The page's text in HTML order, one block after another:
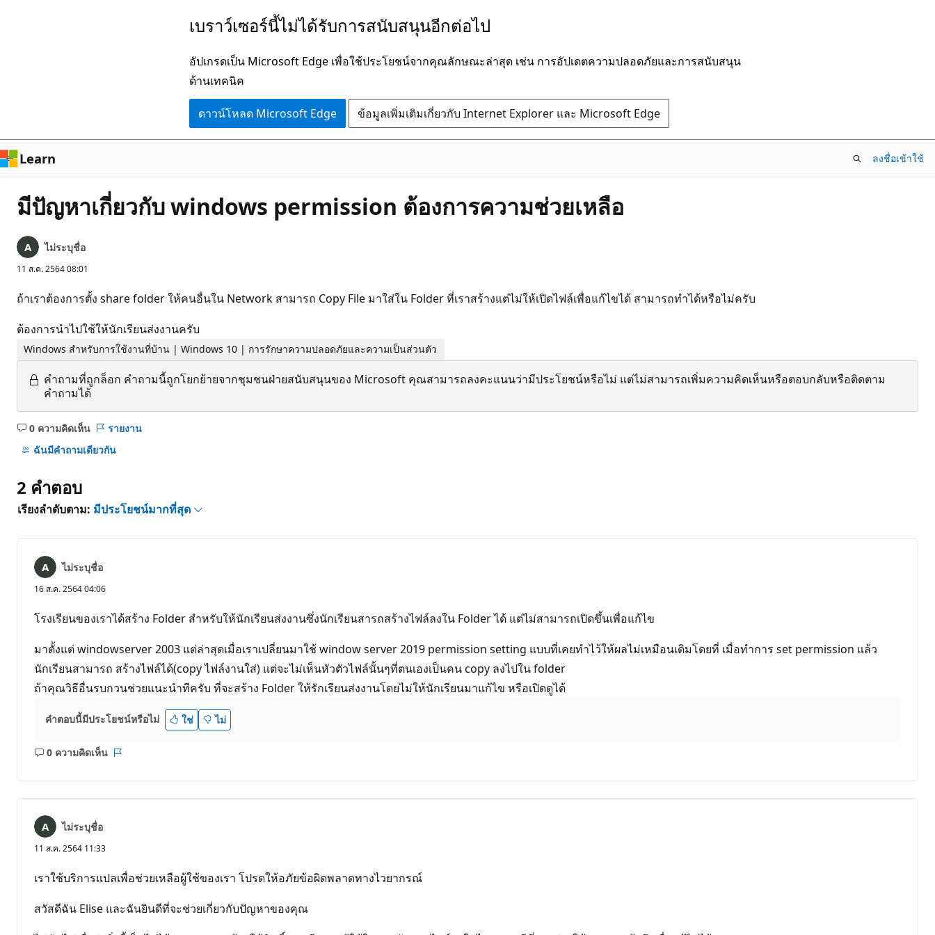
เบราว์เซอร์นี้ไม่ได้รับการสนับสนุนอีกต่อไป
อัปเกรดเป็น Microsoft Edge เพื่อใช้ประโยชน์จากคุณลักษณะล่าสุด เช่น การอัปเดตความปลอดภัยและการสนับสนุน
ด้านเทคนิค
ดาวน์โหลด Microsoft Edge ข้อมูลเพิ่มเติมเกี่ยวกับ Internet Explorer และ Microsoft Edge
Learn ลงชื่อเข้าใช้
มีปัญหาเกี่ยวกับ windows permission ต้องการความช่วยเหลือ
ไม่ระบุชื่อ
11 ส.ค. 2564 08:01
ถ้าเราต้องการตั้ง share folder ให้คนอื่นใน Network สามารถ Copy File มาใส่ใน Folder ที่เราสร้างแต่ไม่ให้เปิดไฟล์เพื่อแก้ไขได้ สามารถทำได้หรือไม่ครับ
ต้องการนำไปใช้ให้นักเรียนส่งงานครับ
Windows สำหรับการใช้งานที่บ้าน | Windows 10 | การรักษาความปลอดภัยและความเป็นส่วนตัว
คำถามที่ถูกล็อก คำถามนี้ถูกโยกย้ายจากชุมชนฝ่ายสนับสนุนของ Microsoft คุณสามารถลงคะแนนว่ามีประโยชน์หรือไม่ แต่ไม่สามารถเพิ่มความคิดเห็นหรือตอบกลับหรือติดตาม
คำถามได้
0 ความคิดเห็น
ไม่มี
ข้อคิด
รายงาน
ฉันมีคําถามเดียวกัน
2 คําตอบ
เรียงลำดับตาม: มีประโยชน์มากที่สุด
ไม่ระบุชื่อ
16 ส.ค. 2564 04:06
โรงเรียนของเราได้สร้าง Folder สำหรับให้นักเรียนส่งงานซึ่งนักเรียนสารถสร้างไฟล์ลงใน Folder ได้ แต่ไม่สามารถเปิดขึ้นเพื่อแก้ไข
มาตั้งแต่ windowserver 2003 แต่ล่าสุดเมื่อเราเปลี่ยนมาใช้ window server 2019 permission setting แบบที่เคยทำไว้ให้ผลไม่เหมือนเดิมโดยที่ เมื่อทำการ set permission แล้ว
นักเรียนสามารถ สร้างไฟล์ได้(copy ไฟล์งานใส่) แต่จะไม่เห็นหัวตัวไฟล์นั้นๆที่ตนเองเป็นคน copy ลงไปใน folder
ถ้าคุณวิธีอื่นรบกวนช่วยแนะนำทีครับ ที่จะสร้าง Folder ให้รักเรียนส่งงานโดยไม่ให้นักเรียนมาแก้ไข หรือเปิดดูได้
คำตอบนี้มีประโยชน์หรือไม่ ใช่ ไม่
0 ความคิดเห็น
ไม่มี
ไม่ระบุชื่อ
11 ส.ค. 2564 11:33
เราใช้บริการแปลเพื่อช่วยเหลือผู้ใช้ของเรา โปรดให้อภัยข้อผิดพลาดทางไวยากรณ์
สวัสดีฉัน Elise และฉันยินดีที่จะช่วยเกี่ยวกับปัญหาของคุณ